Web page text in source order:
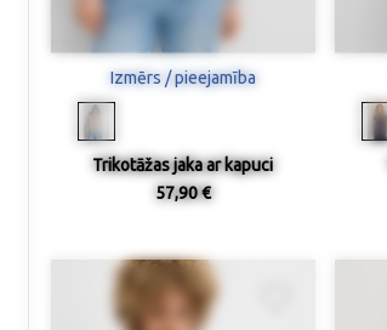
Izmērs / pieejamība
Trikotāžas jaka ar kapuci
57,90 €